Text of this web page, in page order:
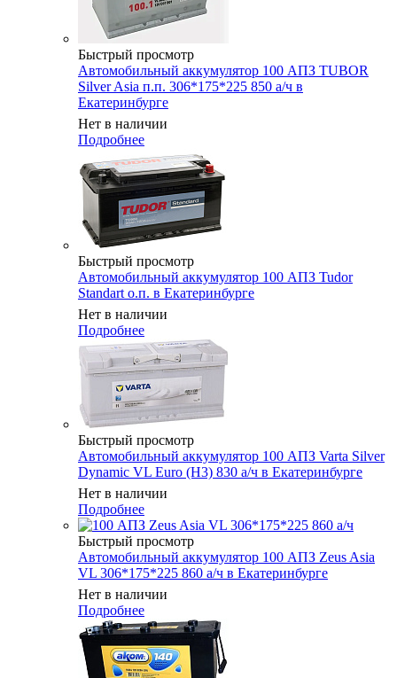
Быстрый просмотр
Автомобильный аккумулятор 100 АПЗ TUBOR
Silver Asia п.п. 306*175*225 850 а/ч в
Екатеринбурге
Нет в наличии
Подробнее
Быстрый просмотр
Автомобильный аккумулятор 100 АПЗ Tudor
Standart о.п. в Екатеринбурге
Нет в наличии
Подробнее
Быстрый просмотр
Автомобильный аккумулятор 100 АПЗ Varta Silver
Dynamic VL Euro (H3) 830 а/ч в Екатеринбурге
Нет в наличии
Подробнее
Быстрый просмотр
Автомобильный аккумулятор 100 АПЗ Zeus Asia
VL 306*175*225 860 а/ч в Екатеринбурге
Нет в наличии
Подробнее